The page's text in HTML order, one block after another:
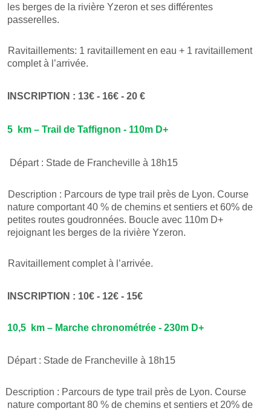
les berges de la rivière Yzeron et ses différentes
passerelles.
Ravitaillements: 1 ravitaillement en eau + 1 ravitaillement
complet à l’arrivée.
INSCRIPTION : 13€ - 16€ - 20 €
5 km – Trail de Taffignon - 110m D+
Départ : Stade de Francheville à 18h15
Description : Parcours de type trail près de Lyon. Course
nature comportant 40 % de chemins et sentiers et 60% de
petites routes goudronnées. Boucle avec 110m D+
rejoignant les berges de la rivière Yzeron.
Ravitaillement complet à l’arrivée.
INSCRIPTION : 10€ - 12€ - 15€
10,5 km – Marche chronométrée - 230m D+
Départ : Stade de Francheville à 18h15
Description : Parcours de type trail près de Lyon. Course
nature comportant 80 % de chemins et sentiers et 20% de